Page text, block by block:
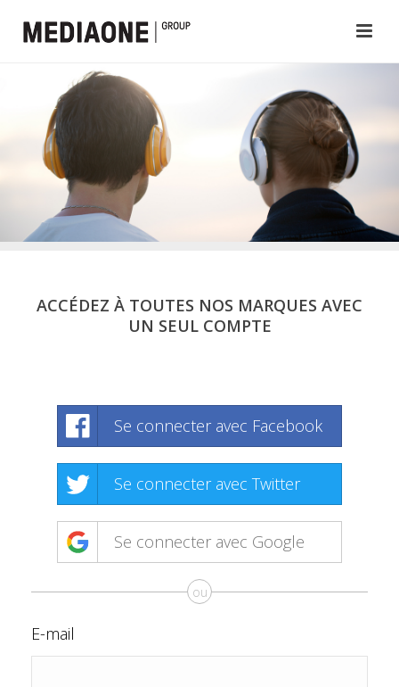
ACCÉDEZ À TOUTES NOS MARQUES AVEC
UN SEUL COMPTE
Se connecter avec Facebook
Se connecter avec Twitter
Se connecter avec Google
ou
E-mail